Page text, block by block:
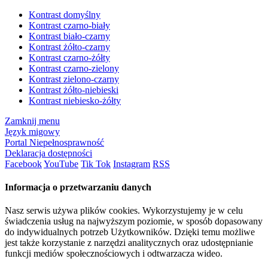
Kontrast domyślny
Kontrast czarno-biały
Kontrast biało-czarny
Kontrast żółto-czarny
Kontrast czarno-żółty
Kontrast czarno-zielony
Kontrast zielono-czarny
Kontrast żółto-niebieski
Kontrast niebiesko-żółty
Zamknij menu
Język migowy
Portal Niepełnosprawność
Deklaracja dostępności
FacebookYouTube Tik Tok Instagram RSS
Informacja o przetwarzaniu danych
Nasz serwis używa plików cookies. Wykorzystujemy je w celu
świadczenia usług na najwyższym poziomie, w sposób dopasowany
do indywidualnych potrzeb Użytkowników. Dzięki temu możliwe
jest także korzystanie z narzędzi analitycznych oraz udostępnianie
funkcji mediów społecznościowych i odtwarzacza wideo.